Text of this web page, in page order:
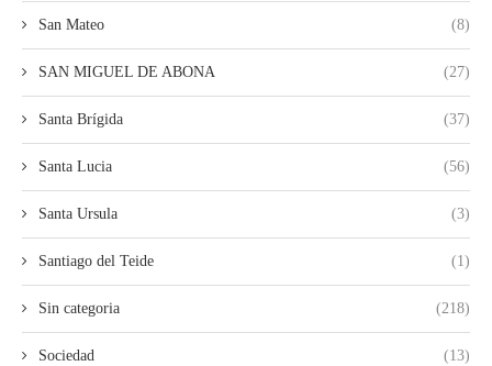
San Mateo (8)
SAN MIGUEL DE ABONA (27)
Santa Brígida (37)
Santa Lucia (56)
Santa Ursula (3)
Santiago del Teide (1)
Sin categoria (218)
Sociedad (13)